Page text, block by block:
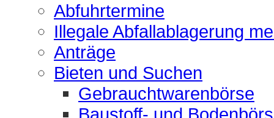
Abfuhrtermine
Illegale Abfallablagerung
Anträge
Bieten und Suchen
Gebrauchtwarenbörse